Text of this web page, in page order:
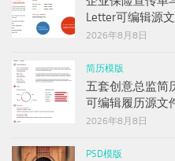
Letter可编辑源
2026年8月8日
简历模版
五套创意总监简
可编辑履历源文
2026年8月8日
PSD模版